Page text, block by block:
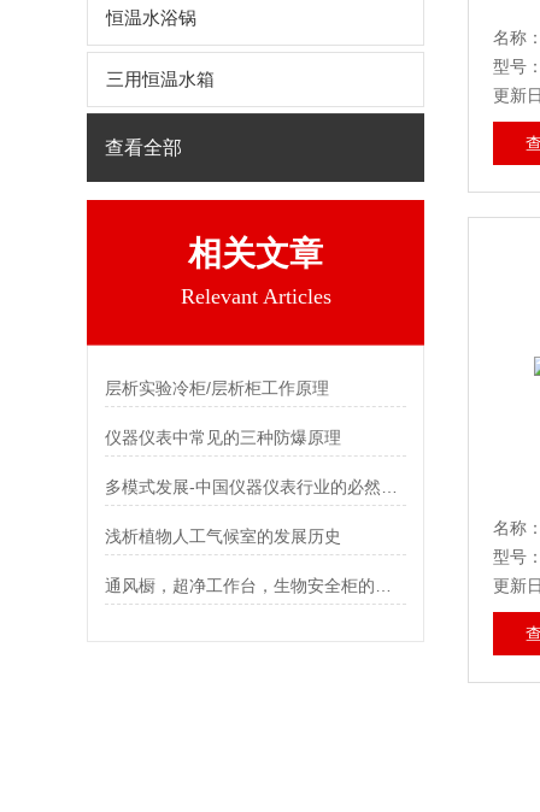
恒温水浴锅
三用恒温水箱
查看全部
相关文章
Relevant Articles
层析实验冷柜/层析柜工作原理
仪器仪表中常见的三种防爆原理
浅析植物人工气候室的发展历史
型号
更新
名称
型号
更新